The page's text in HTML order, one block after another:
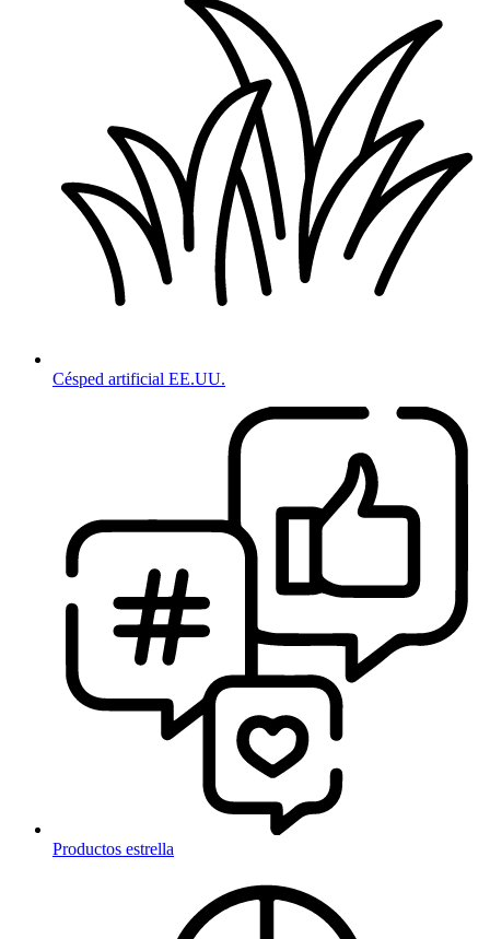
Césped artificial EE.UU.
Productos estrella